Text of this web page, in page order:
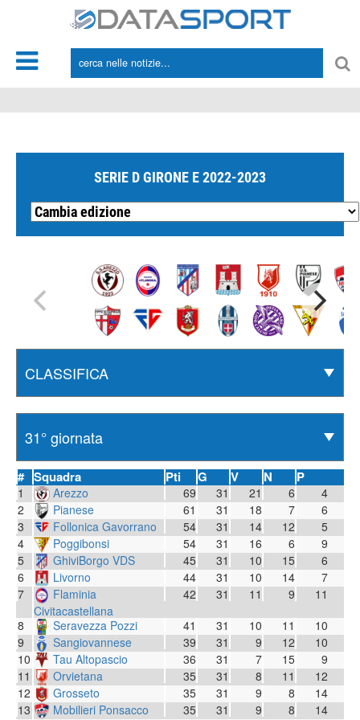
SERIE D GIRONE E 2022-2023
# Squadra Pti G V N P
1 Arezzo 69 31 21 6
4
2
Pianese 61 31 18 7
6
3
Follonica Gavorrano 54 31 14 12
5
4
Poggibonsi 54 31 16 6
9
5
GhiviBorgo VDS 45 31 10 15
6
6
Livorno 44 31 10 14
7
7
Flaminia
Civitacastellana
42 31 11 9
11
8
Seravezza Pozzi 41 31 10 11
10
9
Sangiovannese 39 31 9 12
10
10
Tau Altopascio 36 31 7 15
9
11
Orvietana 35 31 8 11
12
12
Grosseto 35 31 9 8
14
13
Mobilieri Ponsacco 35 31 9 8
14